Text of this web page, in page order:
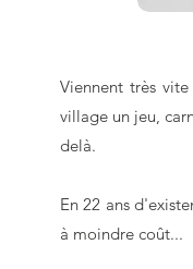
Viennent très
village un jeu,
delà.
En 22 ans
à moindre coût...